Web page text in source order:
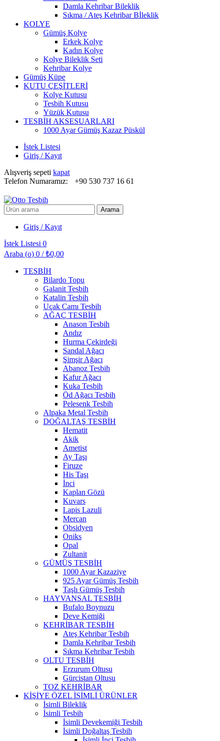
Damla Kehribar Bileklik
Sıkma / Ateş Kehribar Bİleklik
KOLYE
Gümüş Kolye
Erkek Kolye
Kadın Kolye
Kolye Bileklik Seti
Kehribar Kolye
Gümüş Küpe
KUTU ÇEŞİTLERİ
Kolye Kutusu
Tesbih Kutusu
Yüzük Kutusu
TESBİH AKSESUARLARI
1000 Ayar Gümüş Kazaz Püskül
İstek Listesi
Giriş / Kayıt
Alışveriş sepeti kapat
Telefon Numaramız:
+90 530 737 16 61
Arayın: Arama
Giriş / Kayıt
İstek Listesi 0
Araba (o) 0 / ₺0,00
TESBİH
Bilardo Topu
Galanit Tesbih
Katalin Tesbih
Uçak Camı Tesbih
AĞAÇ TESBİH
Anason Tesbih
Andız
Hurma Çekirdeği
Sandal Ağacı
Şimşir Ağacı
Abanoz Tesbih
Kafur Ağacı
Kuka Tesbih
Öd Ağacı Tesbih
Pelesenk Tesbih
Alpaka Metal Tesbih
DOĞALTAŞ TESBİH
Hematit
Akik
Ametist
Ay Taşı
Firuze
His Taşı
İnci
Kaplan Gözü
Kuvars
Lapis Lazuli
Mercan
Obsidyen
Oniks
Opal
Zultanit
GÜMÜŞ TESBİH
1000 Ayar Kazaziye
925 Ayar Gümüş Tesbih
Taşlı Gümüş Tesbih
HAYVANSAL TESBİH
Bufalo Boynuzu
Deve Kemiği
KEHRİBAR TESBİH
Ateş Kehribar Tesbih
Damla Kehribar Tesbih
Sıkma Kehribar Tesbih
OLTU TESBİH
Erzurum Oltusu
Gürcistan Oltusu
TOZ KEHRİBAR
KİŞİYE ÖZEL İSİMLİ ÜRÜNLER
İsimli Bileklik
İsimli Tesbih
İsimli Devekemiği Tesbih
İsimli Doğaltaş Tesbih